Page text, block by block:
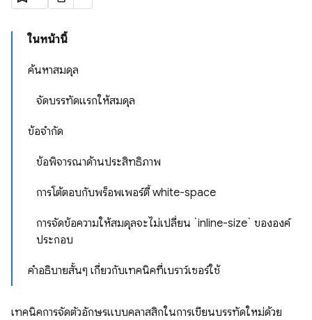
ในหน้านี้
ค้นหาสมดุล
จัดบรรทัดแรกให้สมดุล
ข้อจำกัด
ข้อพิจารณาด้านประสิทธิภาพ
การโต้ตอบกับพร็อพเพอร์ตี้ white-space
การจัดข้อความให้สมดุลจะไม่เปลี่ยน `inline-size` ขององค์
ประกอบ
คำอธิบายสั้นๆ เกี่ยวกับเทคนิคที่เบราว์เซอร์ใช้
เทคนิคการจัดตัวอักษรแบบคลาสสิกในการเขียนบรรทัดใหม่ด้วย